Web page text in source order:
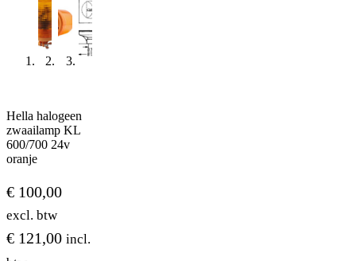
Hella halogeen
zwaailamp KL
600/700 24v
oranje
€ 100,00
excl. btw
€ 121,00 incl.